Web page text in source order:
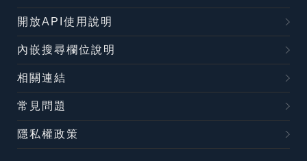
開放API使用說明
內嵌搜尋欄位說明
相關連結
常見問題
隱私權政策